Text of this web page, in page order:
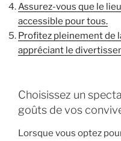
Assurez-vous que le
accessible pour tous.
Profitez pleinement de
appréciant le
Choisissez un
goûts de vos
Lorsque vous optez